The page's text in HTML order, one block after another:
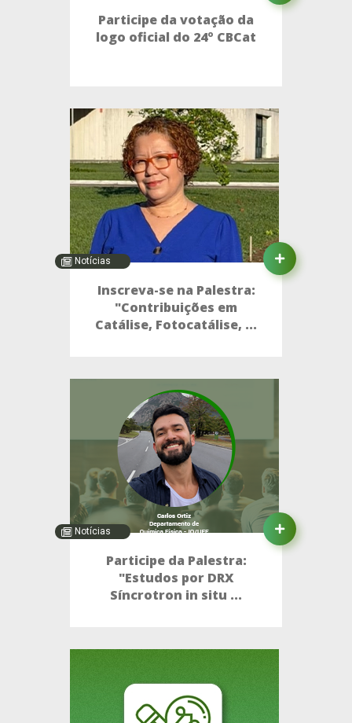
Participe da votação da
logo oficial do 24º CBCat
Notícias
Inscreva-se na Palestra:
"Contribuições em
Catálise, Fotocatálise, ...
Notícias
Participe da Palestra:
"Estudos por DRX
Síncrotron in situ ...